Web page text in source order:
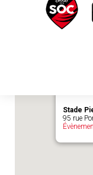
Blouen à
Stade
95 rue